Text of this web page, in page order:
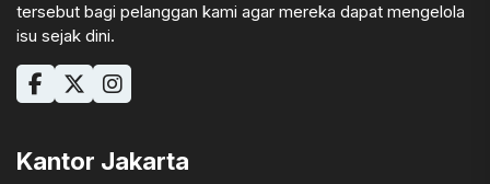
tersebut bagi pelanggan kami agar mereka dapat mengelola
isu sejak dini.
Kantor Jakarta